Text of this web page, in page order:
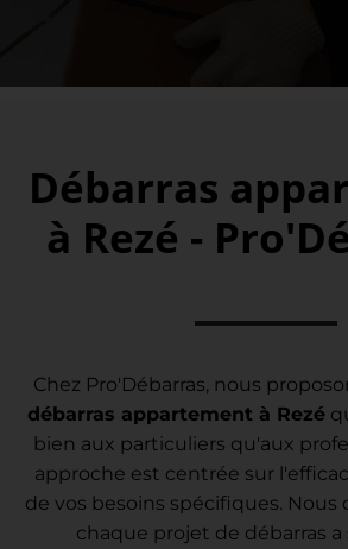
Débarras
à Rezé -
Chez Pro'Débarras, nous
débarras appartement à Rezé
bien aux particuliers qu'aux
approche est centrée sur
de vos besoins spécifiques.
chaque projet de débarras a